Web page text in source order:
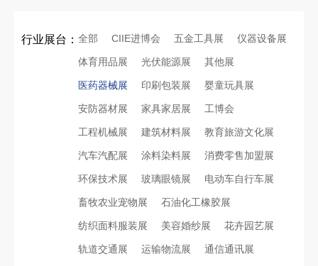
行业展台： 全部 CIIE进博会 五金工具展 仪器设备展
体育用品展 光伏能源展 其他展
医药器械展 印刷包装展 婴童玩具展
安防器材展 家具家居展 工博会
工程机械展 建筑材料展 教育旅游文化展
汽车汽配展 涂料染料展 消费零售加盟展
环保技术展 玻璃眼镜展 电动车自行车展
畜牧农业宠物展 石油化工橡胶展
纺织面料服装展 美容婚纱展 花卉园艺展
轨道交通展 运输物流展 通信通讯展